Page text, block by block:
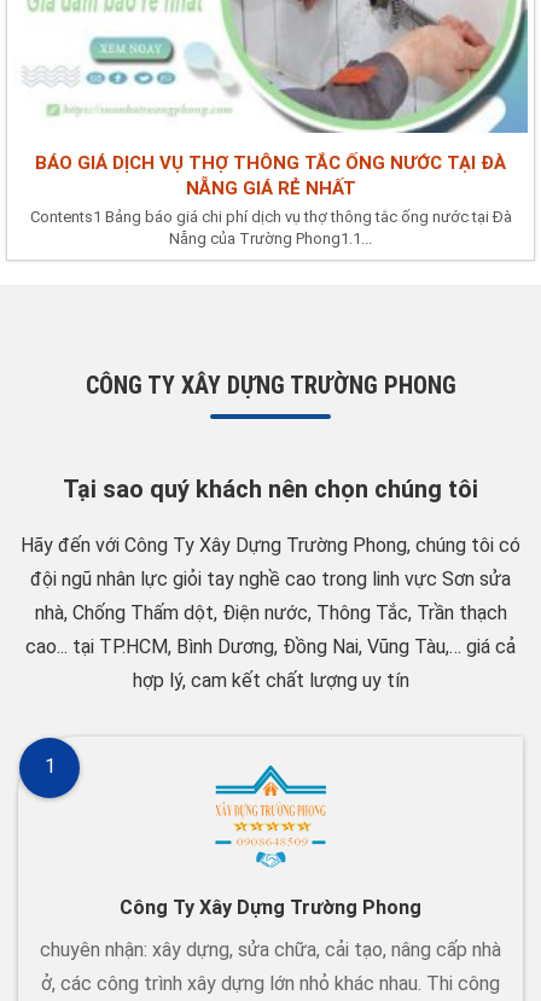
BÁO GIÁ DỊCH VỤ THỢ THÔNG TẮC ỐNG NƯỚC TẠI ĐÀ
NẴNG GIÁ RẺ NHẤT
Contents1 Bảng báo giá chi phí dịch vụ thợ thông tắc ống nước tại Đà
Nẵng của Trường Phong1.1...
CÔNG TY XÂY DỰNG TRƯỜNG PHONG
Tại sao quý khách nên chọn chúng tôi
Hãy đến với Công Ty Xây Dựng Trường Phong, chúng tôi có
đội ngũ nhân lực giỏi tay nghề cao trong linh vực Sơn sửa
nhà, Chống Thấm dột, Điện nước, Thông Tắc, Trần thạch
cao... tại TP.HCM, Bình Dương, Đồng Nai, Vũng Tàu,… giá cả
hợp lý, cam kết chất lượng uy tín
Công Ty Xây Dựng Trường Phong
chuyên nhận: xây dựng, sửa chữa, cải tạo, nâng cấp nhà
ở, các công trình xây dựng lớn nhỏ khác nhau. Thi công
1